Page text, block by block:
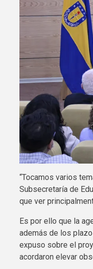
“Tocamos varios
Subsecretaría de
que ver
Es por ello que la
además de los
expuso sobre el
acordaron elevar